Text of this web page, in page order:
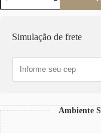
Verde
com
Retangular
Prateado
quantidade
Simulação de frete
Ambiente